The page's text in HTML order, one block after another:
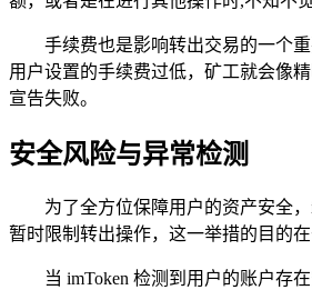
手续费也是影响转出交易的一个
用户设置的手续费过低，矿工就会像
宣告失败。
安全风险与异常检测
为了全方位保障用户的资产安全
暂时限制转出操作，这一举措的目的
当 imToken 检测到用户的账户存